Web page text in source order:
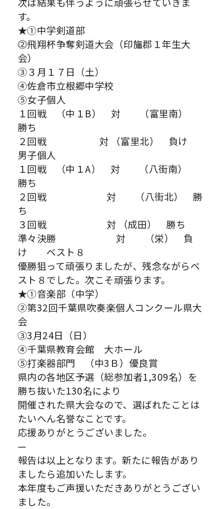
す。
★①中学剣道部
⓶飛翔杯争奪剣道大会（印旛郡１年生大
会）
③３月１７日（土）
④佐倉市立根郷中学校
⑤女子個人
１回戦 （中１B） 対 （富里南）
勝ち
２回戦 対 （富里北） 負け
男子個人
１回戦 （中１A） 対 （八街南）
勝ち
２回戦 対 （八街北） 勝
ち
３回戦 対 （成田） 勝ち
準々決勝 対 （栄） 負
け ベスト８
優勝狙って頑張りましたが、残念ながらベ
スト８でした。次こそ頑張ります。
★①音楽部（中学）
②第32回千葉県吹奏楽個人コンクール県大
会
③3月24日（日）
④千葉県教育会館 大ホール
⑤打楽器部門 （中3Ｂ）優良賞
県内の各地区予選（総参加者1,309名）を
勝ち抜いた130名により
開催された県大会なので、選ばれたことは
たいへん名誉なことです。
応援ありがとうございました。
—
報告は以上となります。新たに報告があり
ましたら追加いたします。
本年度もご声援いただきありがとうござい
ました。